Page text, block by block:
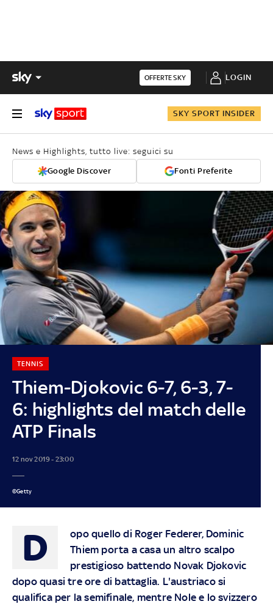
OFFERTE SKY LOGIN
SKY SPORT INSIDER
News e Highlights, tutto live: seguici su
Google Discover Fonti Preferite
Thiem-Djokovic 6-7, 6-3, 7-
6: highlights del match delle
ATP Finals
TENNIS
12 nov 2019 - 23:00
©Getty
D
opo quello di Roger Federer, Dominic
Thiem porta a casa un altro scalpo
prestigioso battendo Novak Djokovic
dopo quasi tre ore di battaglia. L'austriaco si
qualifica per la semifinale, mentre Nole e lo svizzero